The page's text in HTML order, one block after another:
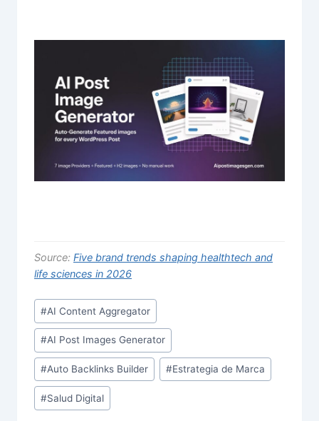
Source: Five brand trends shaping healthtech and
life sciences in 2026
Post
Tags:
#AI Content Aggregator
#AI Post Images Generator
#Auto Backlinks Builder #Estrategia de Marca
#Salud Digital